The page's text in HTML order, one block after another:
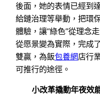
後面，她的表情已經到
給鏈治理等舉動，把環
體驗，讓“綠色”從理念
從愿景變為實際，完成
雙贏，為飯包養網店行
可推行的途徑。
小改革撬動年夜效